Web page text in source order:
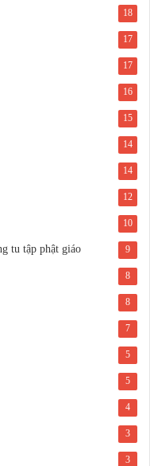
18
17
17
16
15
14
14
12
10
tu tập phật giáo 9
8
8
7
5
5
4
3
3